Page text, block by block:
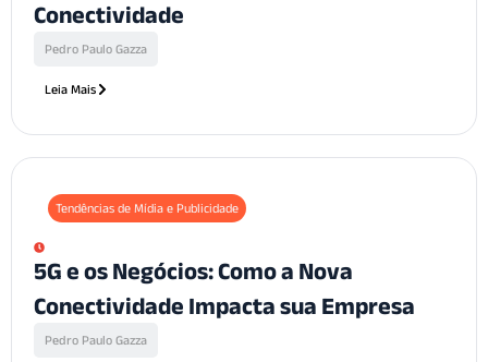
Conectividade
Pedro Paulo Gazza
Leia Mais
Tendências de Mídia e Publicidade
5G e os Negócios: Como a Nova
Conectividade Impacta sua Empresa
Pedro Paulo Gazza